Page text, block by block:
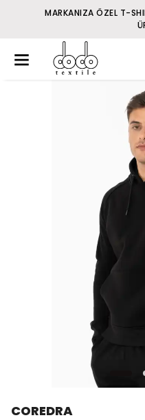
MARKANIZA ÖZEL T-
COREDRA